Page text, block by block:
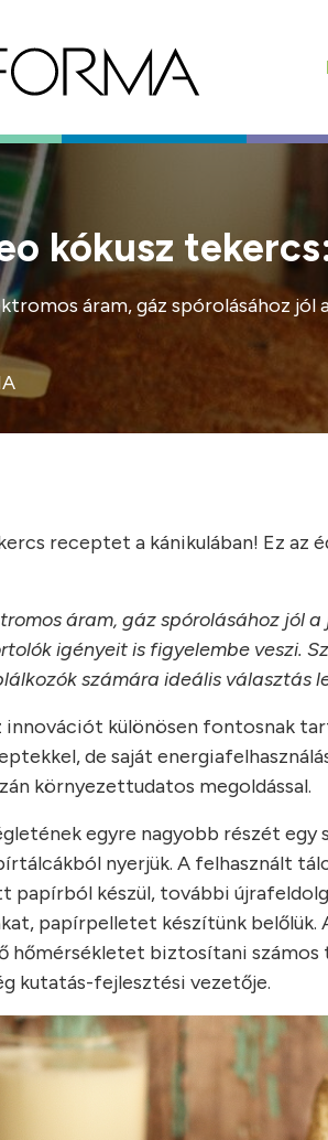
kókusz
áram, gáz spórolásához
receptet a kánikulában! Ez az
áram, gáz spórolásához jól
igényeit is figyelembe veszi.
számára ideális választás
különösen fontosnak
de saját
környezettudatos megoldással.
egyre nagyobb részét
nyerjük. A felhasznált
papírból készül, további
papírpelletet készítünk belőlük.
hőmérsékletet biztosítani
kutatás-fejlesztési vezetője.